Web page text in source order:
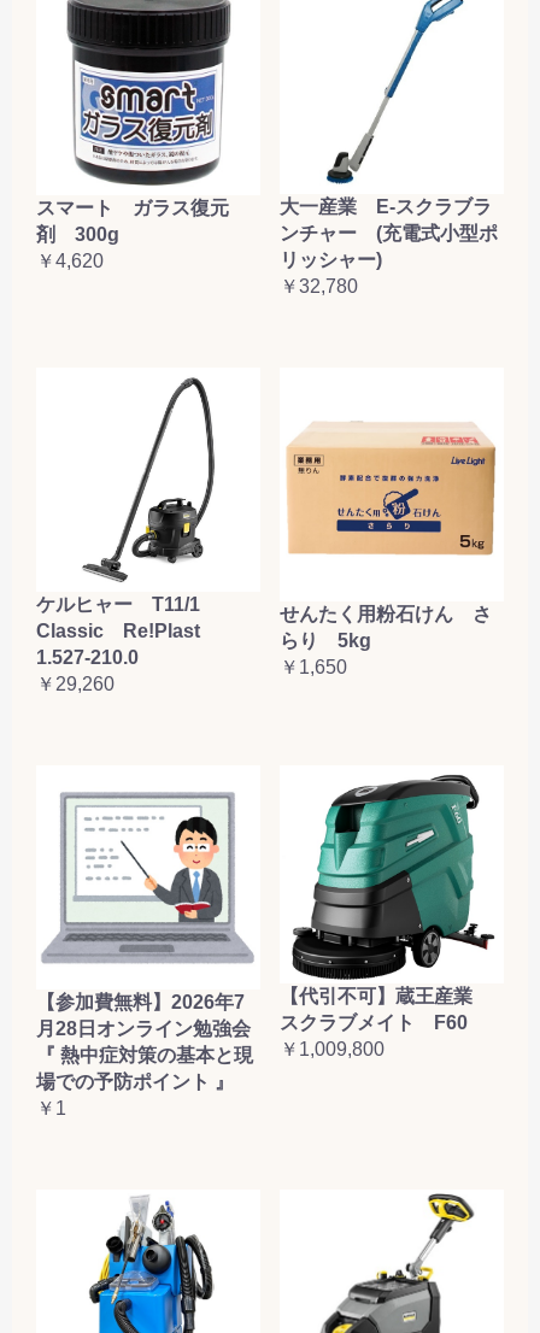
スマート ガラス復元
剤 300g
￥4,620
大一産業 E-スクラブラ
ンチャー (充電式小型ポ
リッシャー)
￥32,780
ケルヒャー T11/1
Classic Re!Plast
1.527-210.0
￥29,260
せんたく用粉石けん さ
らり 5kg
￥1,650
【参加費無料】2026年7
月28日オンライン勉強会
『 熱中症対策の基本と現
場での予防ポイント 』
￥1
【代引不可】蔵王産業
スクラブメイト F60
￥1,009,800